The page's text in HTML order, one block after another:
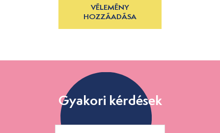
VÉLEMÉNY
HOZZÁADÁSA
Gyakori kérdések